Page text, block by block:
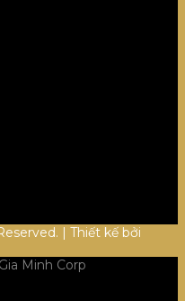
| Thiết kế bởi